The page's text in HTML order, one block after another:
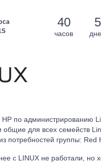
40
часов
5
по администрированию
общие для всех семейств
потребностей группы:
с LINUX не работали, но